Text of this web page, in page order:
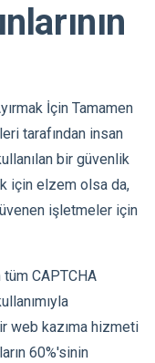
İçin Tamamen
tarafından insan
bir güvenlik
için elzem olsa da,
işletmeler için
tüm CAPTCHA
web kazıma hizmeti
60%'sinin